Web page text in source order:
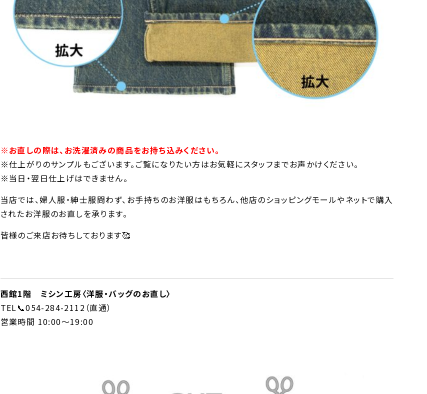
※お直しの際は、お洗濯済みの商品をお持ち込みください。
※仕上がりのサンプルもございます。ご覧になりたい方はお気軽にスタッフまでお声かけください。
※当日・翌日仕上げはできません。
当店では、婦人服・紳士服問わず、お手持ちのお洋服はもちろん、他店のショッピングモールやネットで購入
されたお洋服のお直しを承ります。
皆様のご来店お待ちしております🥰
西館1階 ミシン工房〈洋服・バッグのお直し〉
TEL📞054-284-2112（直通）
営業時間 10:00～19:00